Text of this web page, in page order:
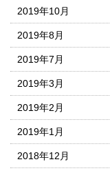
2019年10月
2019年8月
2019年7月
2019年3月
2019年2月
2019年1月
2018年12月